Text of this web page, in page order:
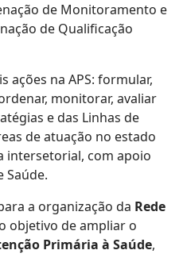
de Monitoramento e
de Qualificação
ações na APS: formular,
monitorar, avaliar
e das Linhas de
de atuação no estado
intersetorial, com apoio
Saúde.
a organização da Rede
objetivo de ampliar o
Primária à Saúde,